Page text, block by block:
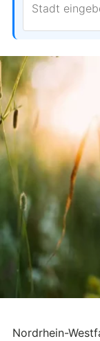
Nordrhein-